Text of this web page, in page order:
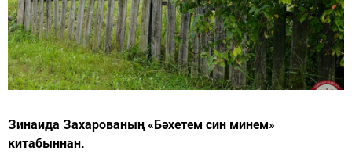
Зинаида Захарованың «Бәхетем син минем»
китабыннан.